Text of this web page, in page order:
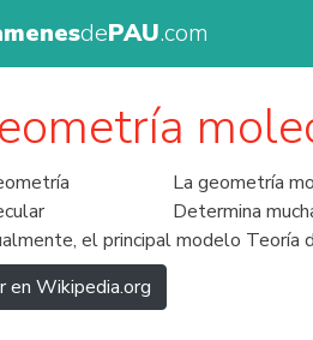
dePAU.com
La geometría
Determina
el principal modelo Teoría
en Wikipedia.org